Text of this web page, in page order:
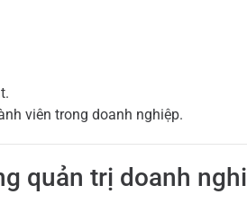
viên trong doanh nghiệp.
quản trị doanh